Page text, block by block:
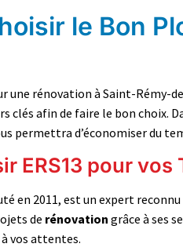
le Bon
une rénovation à Saint-Rémy-
clés afin de faire le bon choix.
permettra d’économiser du
ERS13 pour
en 2011, est un expert
de rénovation grâce à ses
vos attentes.